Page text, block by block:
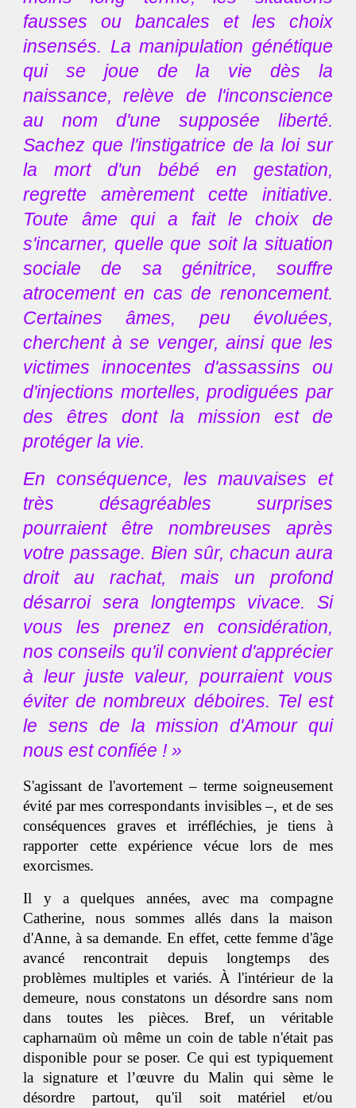
fausses ou bancales et les choix
insensés. La manipulation génétique
qui se joue de la vie dès la
naissance, relève de l'inconscience
au nom d'une supposée liberté.
Sachez que l'instigatrice de la loi sur
la mort d'un bébé en gestation,
regrette amèrement cette initiative.
Toute âme qui a fait le choix de
s'incarner, quelle que soit la situation
sociale de sa génitrice, souffre
atrocement en cas de renoncement.
Certaines âmes, peu évoluées,
cherchent à se venger, ainsi que les
victimes innocentes d'assassins ou
d'injections mortelles, prodiguées par
des êtres dont la mission est de
protéger la vie.
En conséquence, les mauvaises et
très désagréables surprises
pourraient être nombreuses après
votre passage. Bien sûr, chacun aura
droit au rachat, mais un profond
désarroi sera longtemps vivace. Si
vous les prenez en considération,
nos conseils qu'il convient d'apprécier
à leur juste valeur, pourraient vous
éviter de nombreux déboires. Tel est
le sens de la mission d'Amour qui
nous est confiée ! »
S'agissant de l'avortement – terme soigneusement
évité par mes correspondants invisibles –, et de ses
conséquences graves et irréfléchies, je tiens à
rapporter cette expérience vécue lors de mes
exorcismes.
Il y a quelques années, avec ma compagne
Catherine, nous sommes allés dans la maison
d'Anne, à sa demande. En effet, cette femme d'âge
avancé rencontrait depuis longtemps des
problèmes multiples et variés. À l'intérieur de la
demeure, nous constatons un désordre sans nom
dans toutes les pièces. Bref, un véritable
capharnaüm où même un coin de table n'était pas
disponible pour se poser. Ce qui est typiquement
la signature et l’œuvre du Malin qui sème le
désordre partout, qu'il soit matériel et/ou